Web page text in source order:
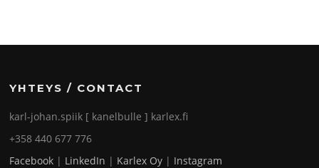
YHTEYS / CONTACT
karl-johan.spiik [ kanelbulle ] karlex.fi
+358 440 677 776
Facebook | LinkedIn | Karlex Oy | Instagram